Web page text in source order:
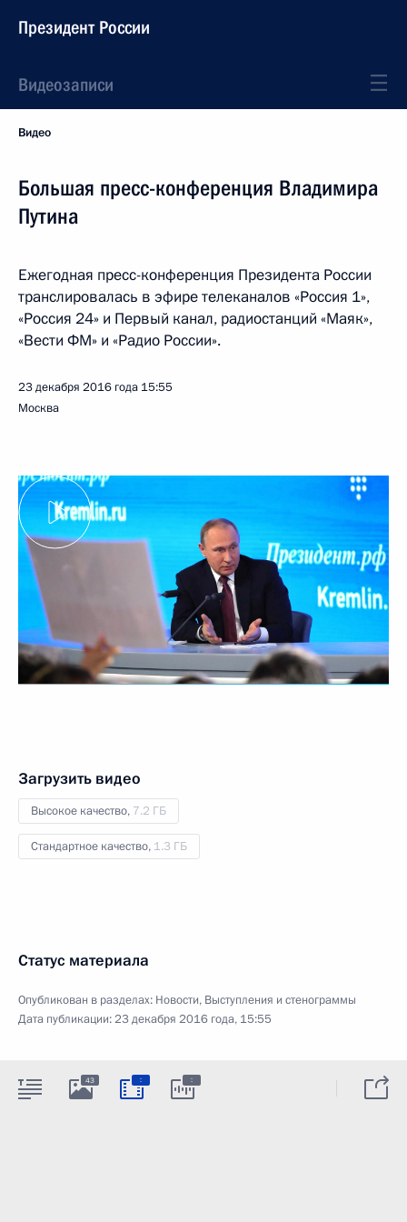
Президент России
Видеозаписи
Видео
Большая пресс-конференция Владимира
Путина
Ежегодная пресс-конференция Президента России
транслировалась в эфире телеканалов «Россия 1»,
«Россия 24» и Первый канал, радиостанций «Маяк»,
«Вести ФМ» и «Радио России».
23 декабря 2016 года 15:55
Москва
Загрузить видео
Высокое качество, 7.2 ГБ
Стандартное качество, 1.3 ГБ
Статус материала
Опубликован в разделах: Новости, Выступления и стенограммы
Дата публикации:23 декабря 2016 года, 15:55
43 : :